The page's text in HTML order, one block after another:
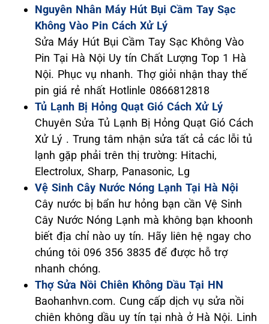
Nguyên Nhân Máy Hút Bụi Cầm Tay Sạc
Không Vào Pin Cách Xử Lý
Sửa Máy Hút Bụi Cầm Tay Sạc Không Vào
Pin Tại Hà Nội Uy tín Chất Lượng Top 1 Hà
Nội. Phục vụ nhanh. Thợ giỏi nhận thay thế
pin giá rẻ nhất Hotlinle 0866812818
Tủ Lạnh Bị Hỏng Quạt Gió Cách Xử Lý
Chuyên Sửa Tủ Lạnh Bị Hỏng Quạt Gió Cách
Xử Lý . Trung tâm nhận sửa tất cả các lỗi tủ
lạnh gặp phải trên thị trường: Hitachi,
Electrolux, Sharp, Panasonic, Lg
Vệ Sinh Cây Nước Nóng Lạnh Tại Hà Nội
Cây nước bị bẩn hư hỏng bạn cần Vệ Sinh
Cây Nước Nóng Lạnh mà không bạn khoonh
biết địa chỉ nào uy tín. Hãy liên hệ ngay cho
chúng tôi 096 356 3835 để được hỗ trợ
nhanh chóng.
Thợ Sửa Nồi Chiên Không Dầu Tại HN
Baohanhvn.com. Cung cấp dịch vụ sửa nồi
chiên không dầu uy tín tại nhà ở Hà Nội. Linh